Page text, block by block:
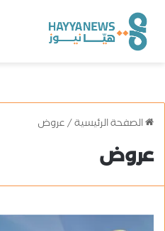
الصفحة الرئيسية/عروض
عروض